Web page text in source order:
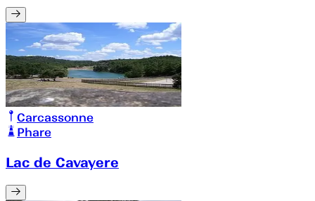
Carcassonne
Phare
Lac de Cavayere